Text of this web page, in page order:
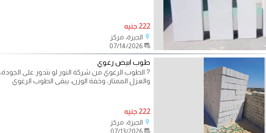
222 جنيه
الجيزة، مركز
طوب ابيض رغوي
? الطوب الرغوي من شركة النور لو بتدور على الجودة،
والعزل الممتاز، وخفة الوزن، يبقى الطوب الرغوي
222 جنيه
الجيزة، مركز